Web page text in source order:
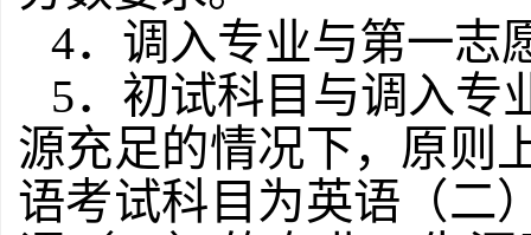
4．调入专业与第一志
5．初试科目与调入专
源充足的情况下，原则
语考试科目为英语（二